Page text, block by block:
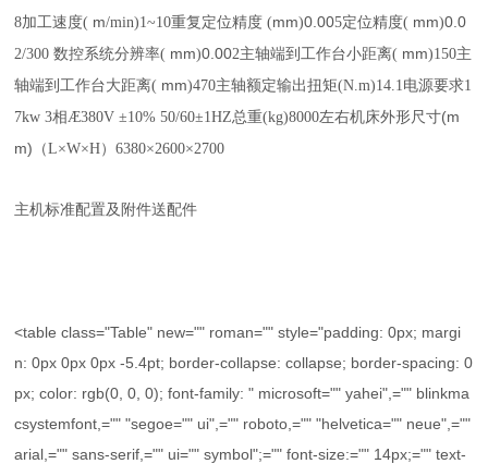
8加工速度( m/min)1~10重复定位精度 (mm)0.005定位精度( mm)0.0
2/300 数控系统分辨率( mm)0.002主轴端到工作台小距离( mm)150主
轴端到工作台大距离( mm)470主轴额定输出扭矩(N.m)14.1电源要求1
7kw 3相Æ380V ±10% 50/60±1HZ总重(kg)8000左右机床外形尺寸(m
m) （L×W×H）6380×2600×2700
主机标准配置及附件送配件
<table class="Table" new="" roman="" style="padding: 0px; margi
n: 0px 0px 0px -5.4pt; border-collapse: collapse; border-spacing: 0
px; color: rgb(0, 0, 0); font-family: " microsoft="" yahei",="" blinkma
csystemfont,="" "segoe="" ui",="" roboto,="" "helvetica="" neue",=""
arial,="" sans-serif,="" ui="" symbol";="" font-size:="" 14px;="" text-